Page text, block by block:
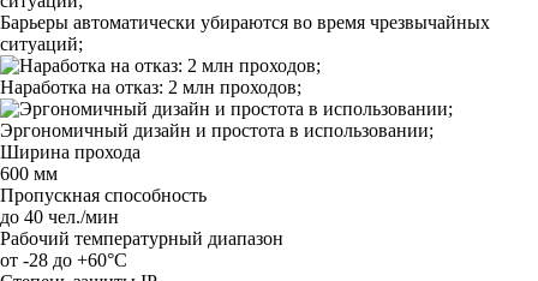
Барьеры автоматически убираются во время чрезвычайных
ситуаций;
Наработка на отказ: 2 млн проходов;
Эргономичный дизайн и простота в использовании;
Ширина прохода
600 мм
Пропускная способность
до 40 чел./мин
Рабочий температурный диапазон
от -28 до +60°C